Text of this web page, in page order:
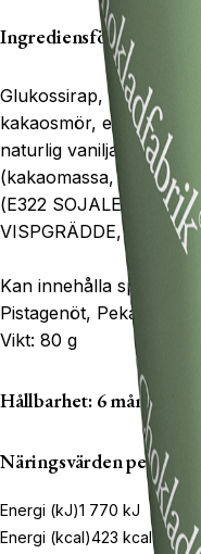
Ingrediensförteckning:
Glukossirap, mörk
kakaosmör,
naturlig vaniljarom),
(kakaomassa, socker,
(E322 SOJALECITIN),
VISPGRÄDDE, SMÖR.
Kan innehålla spår av:
Pistagenöt, Pekannöt,
Vikt: 80 g
Hållbarhet: 6 mån
Näringsvärden per 100g
Energi (kJ)1 770 kJ
Energi (kcal)423 kcal